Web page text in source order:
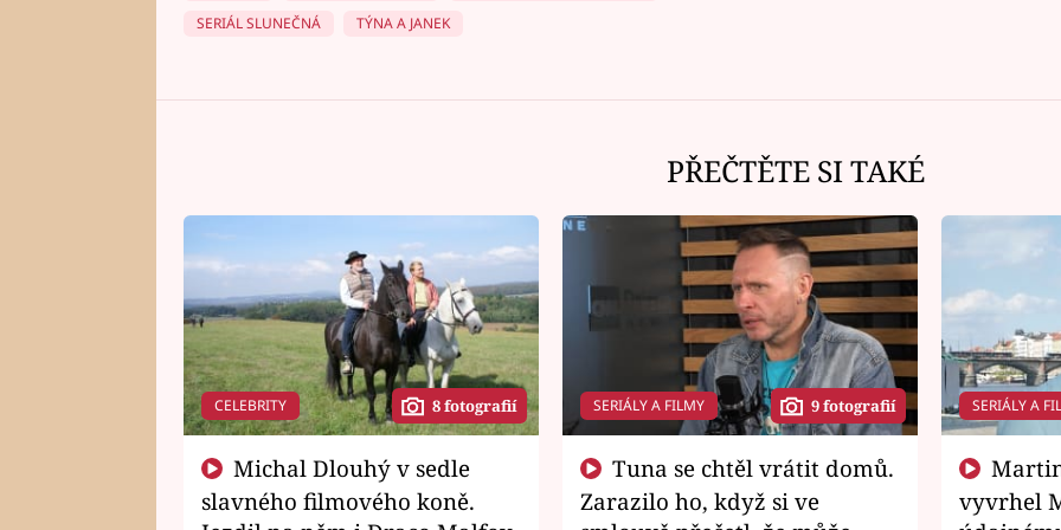
SERIÁL SLUNEČNÁ
TÝNA A JANEK
PŘEČTĚTE SI TAKÉ
CELEBRITY 8 fotografií
slavného filmového koně.
SERIÁLY A FILMY 9 fotografií
Zarazilo ho, když si ve
SERIÁLY A
vyvrhel